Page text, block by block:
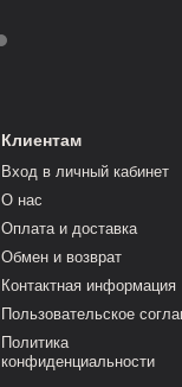
Клиентам
Вход в личный кабинет
О нас
Оплата и доставка
Обмен и возврат
Контактная информация
Пользовательское
Политика
конфиденциальности